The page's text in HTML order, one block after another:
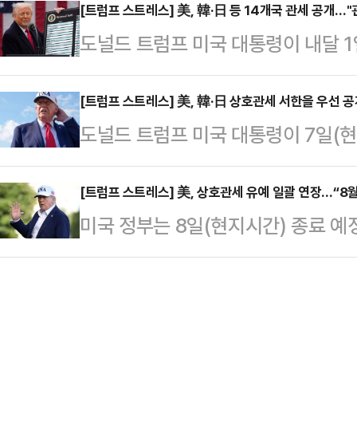
르면 트럼프 대통령은 8일(현지시
서 취재진을 만나 “우리는 반도체
발표할 것이다. 큰 것들”이라고 밝
나 발표·부과 시기 등 구체적 사항
령은 의약품 관세와 관련해 “우리
할 것이다. 우리는…
[트럼프 스트레스] 美, 韓·日 등 14개국 관세 공개…"
도널드 트럼프 미국 대통령이 내달
공개했다.로이터통신에 따르면 트
소셜미디어(SNS) 트루스소셜을 통
자흐스탄·튀니지·남아프리카공화
비아·태국·캄보디아·라오스·미얀
다.한국과 일본, 말레이시아, 카자
25%로 가장 낮았고 남아공·보스
라데시·세르비아에 37%, 태국·캄
[트럼프 스트레스] 美, 韓·日 상호관세 서한을 우선
도널드 트럼프 미국 대통령이 7일(
세 부과를 통보하는 과정에서 한국
배경에 관심이 쏠리고 있다. 상대
자가 많은 나라인 데다 동맹국인 만
상 성과를 도출할 수 있을 것이라는
[트럼프 스트레스] 美, 상호관세 유예 일괄 연장…“8
미국 정부는 8일(현지시간) 종료
일까지 연장하기로 했다.미 월스트